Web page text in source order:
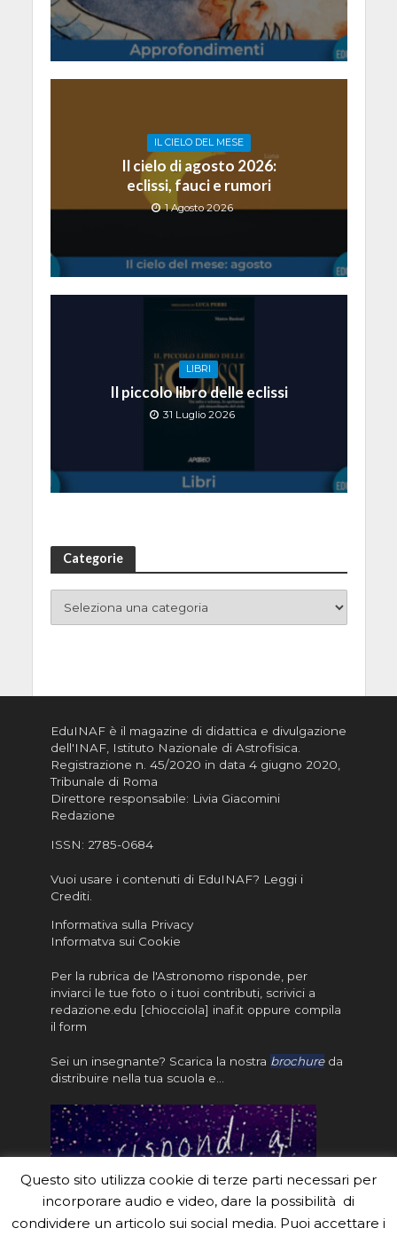
IL CIELO DEL MESE
Il cielo di agosto 2026:
eclissi, fauci e rumori
1 Agosto 2026
LIBRI
Il piccolo libro delle eclissi
31 Luglio 2026
Categorie
EduINAF è il magazine di didattica e divulgazione
dell'INAF, Istituto Nazionale di Astrofisica.
Registrazione n. 45/2020 in data 4 giugno 2020,
Tribunale di Roma
Direttore responsabile: Livia Giacomini
Redazione
ISSN: 2785-0684
Vuoi usare i contenuti di EduINAF? Leggi i
Crediti.
Informativa sulla Privacy
Informatva sui Cookie
Per la rubrica de l'Astronomo risponde, per
inviarci le tue foto o i tuoi contributi, scrivici a
redazione.edu [chiocciola] inaf.it oppure compila
il form
Sei un insegnante? Scarica la nostra brochureda
distribuire nella tua scuola e…
Questo sito utilizza cookie di terze parti necessari per
incorporare audio e video, dare la possibilità di
condividere un articolo sui social media. Puoi accettare i